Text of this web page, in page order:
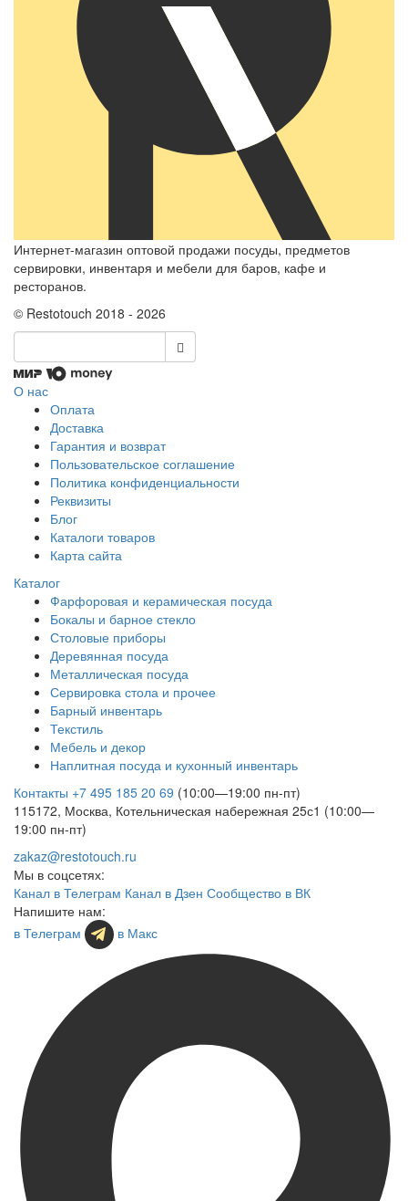
Интернет-магазин оптовой продажи посуды, предметов
сервировки, инвентаря и мебели для баров, кафе и
ресторанов.
© Restotouch 2018 - 2026
О нас
Оплата
Доставка
Гарантия и возврат
Пользовательское соглашение
Политика конфиденциальности
Реквизиты
Блог
Каталоги товаров
Карта сайта
Каталог
Фарфоровая и керамическая посуда
Бокалы и барное стекло
Столовые приборы
Деревянная посуда
Металлическая посуда
Сервировка стола и прочее
Барный инвентарь
Текстиль
Мебель и декор
Наплитная посуда и кухонный инвентарь
Контакты +7 495 185 20 69 (10:00—19:00 пн-пт)
115172, Москва, Котельническая набережная 25с1 (10:00—
19:00 пн-пт)
zakaz@restotouch.ru
Мы в соцсетях:
Канал в Телеграм Канал в Дзен Сообщество в ВК
Напишите нам:
в Телеграм
в Макс